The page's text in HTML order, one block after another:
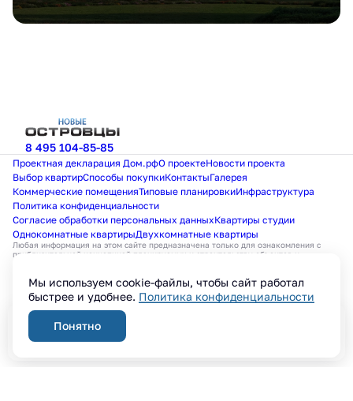
8 495 104-85-85
Проектная декларация Дом.рфО проектеНовости проекта
Выбор квартирСпособы покупкиКонтактыГалерея
Коммерческие помещенияТиповые планировкиИнфраструктура
Политика конфиденциальности
Согласие обработки персональных данныхКвартиры студии
Однокомнатные квартирыДвухкомнатные квартиры
Любая информация на этом сайте предназначена только для ознакомления с
приблизительной концепцией планируемых к строительству объектов и
элементов благоустройства, и может быть в любое время изменена
застройщиком.
© 2026 Жилой комплекс «Новые Островцы» в Московской области. Все права
защищены.
Режим работы:
Пн–Вс : с 9:00 до 21:00
Мы используем cookie-файлы, чтобы сайт работал
быстрее и удобнее. Политика конфиденциальности
Понятно